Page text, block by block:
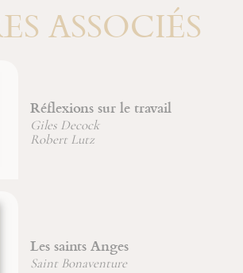
ASSOCIÉS
sur le travail
Anges